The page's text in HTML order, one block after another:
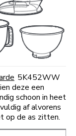
5K452WW
deze een
schoon in heet
af alvorens
op de as zitten.